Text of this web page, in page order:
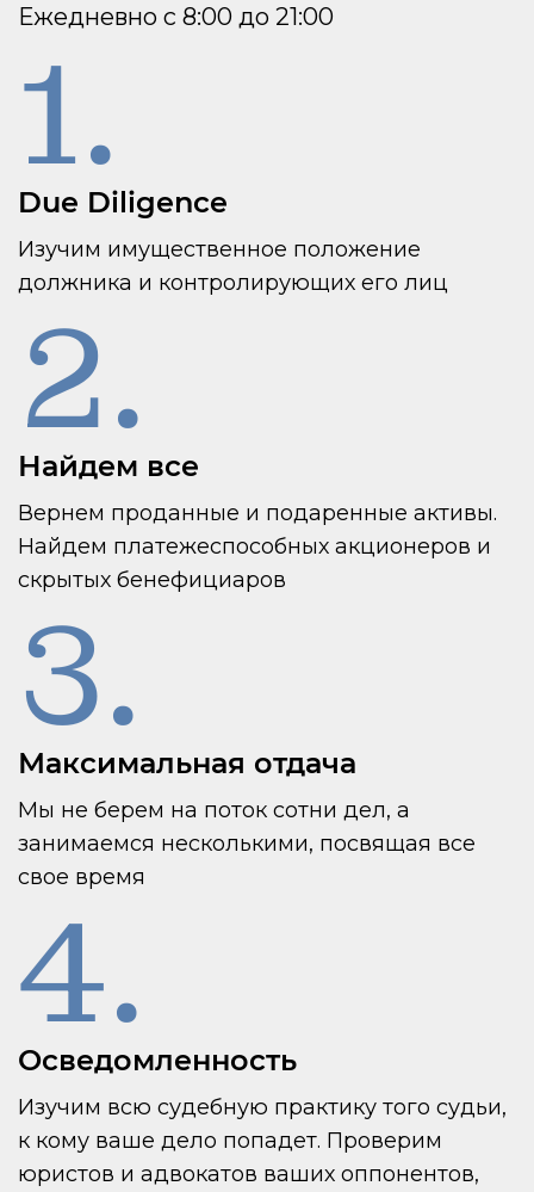
Ежедневно с 8:00 до 21:00
1.
Due Diligence
Изучим имущественное положение
должника и контролирующих его лиц
2.
Найдем все
Вернем проданные и подаренные активы.
Найдем платежеспособных акционеров и
скрытых бенефициаров
3.
Максимальная отдача
Мы не берем на поток сотни дел, а
занимаемся несколькими, посвящая все
свое время
4.
Осведомленность
Изучим всю судебную практику того судьи,
к кому ваше дело попадет. Проверим
юристов и адвокатов ваших оппонентов,